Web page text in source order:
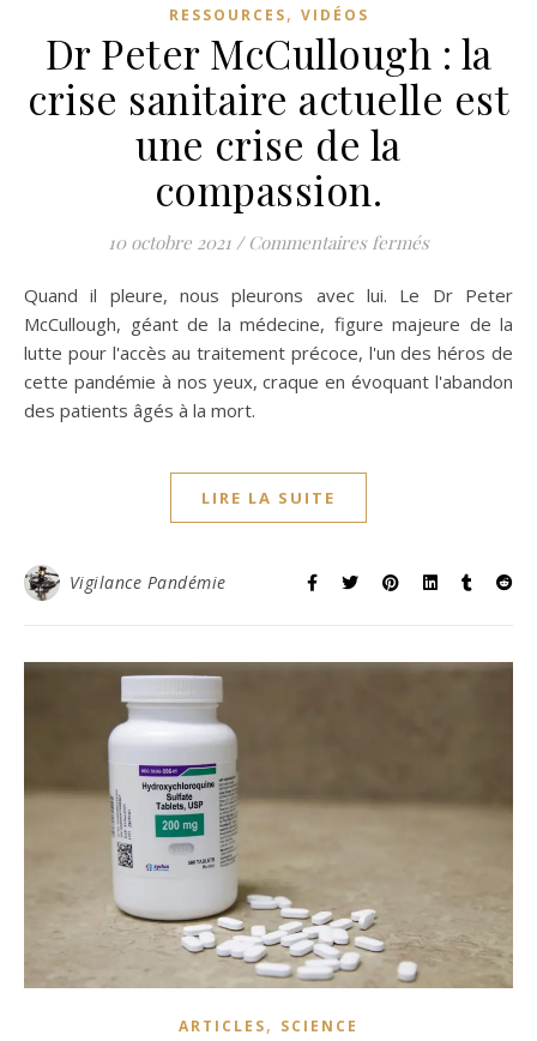
RESSOURCES, VIDÉOS
Dr Peter McCullough : la
crise sanitaire actuelle est
une crise de la
compassion.
10 octobre 2021 / Commentaires ferméssur Dr Peter
Quand il pleure, nous pleurons avec lui. Le Dr Peter
McCullough, géant de la médecine, figure majeure de la
lutte pour l'accès au traitement précoce, l'un des héros de
cette pandémie à nos yeux, craque en évoquant l'abandon
des patients âgés à la mort.
LIRE LA SUITE
Vigilance Pandémie
ARTICLES, SCIENCE